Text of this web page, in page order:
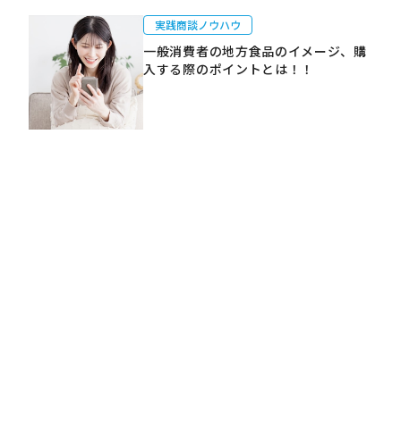
実践商談ノウハウ
一般消費者の地方食品のイメージ、購
入する際のポイントとは！！